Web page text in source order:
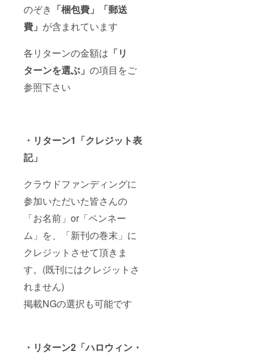
のぞき 「梱包費」「郵送
費」 が含まれています
各リターンの金額は 「リ
ターンを選ぶ」 の項目をご
参照下さい
・リターン1「クレジット表
記」
クラウドファンディングに
参加いただいた皆さんの
「お名前」or「ペンネー
ム」を、「新刊の巻末」に
クレジットさせて頂きま
す。(既刊にはクレジットさ
れません)
掲載NGの選択も可能です
・リターン2「ハロウィン・